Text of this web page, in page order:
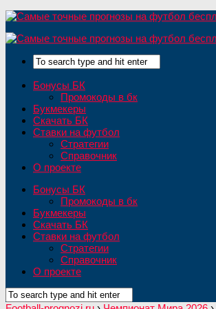
Бонусы БК
Промокоды в бк
Букмекеры
Скачать БК
Ставки на футбол
Стратегии
Справочник
О проекте
Бонусы БК
Промокоды в бк
Букмекеры
Скачать БК
Ставки на футбол
Стратегии
Справочник
О проекте